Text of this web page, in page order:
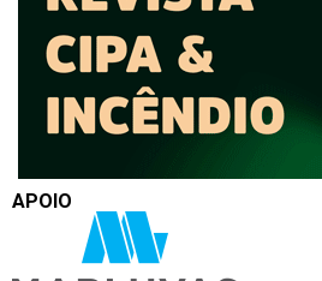
APOIO